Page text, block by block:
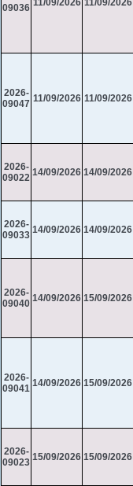
09036 11/09/2026 11/09/2026
2026-
09047 11/09/2026 11/09/2026
2026-
09022 14/09/2026 14/09/2026
2026-
09033 14/09/2026 14/09/2026
2026-
09040 14/09/2026 15/09/2026
2026-
09041 14/09/2026 15/09/2026
2026-
09023 15/09/2026 15/09/2026